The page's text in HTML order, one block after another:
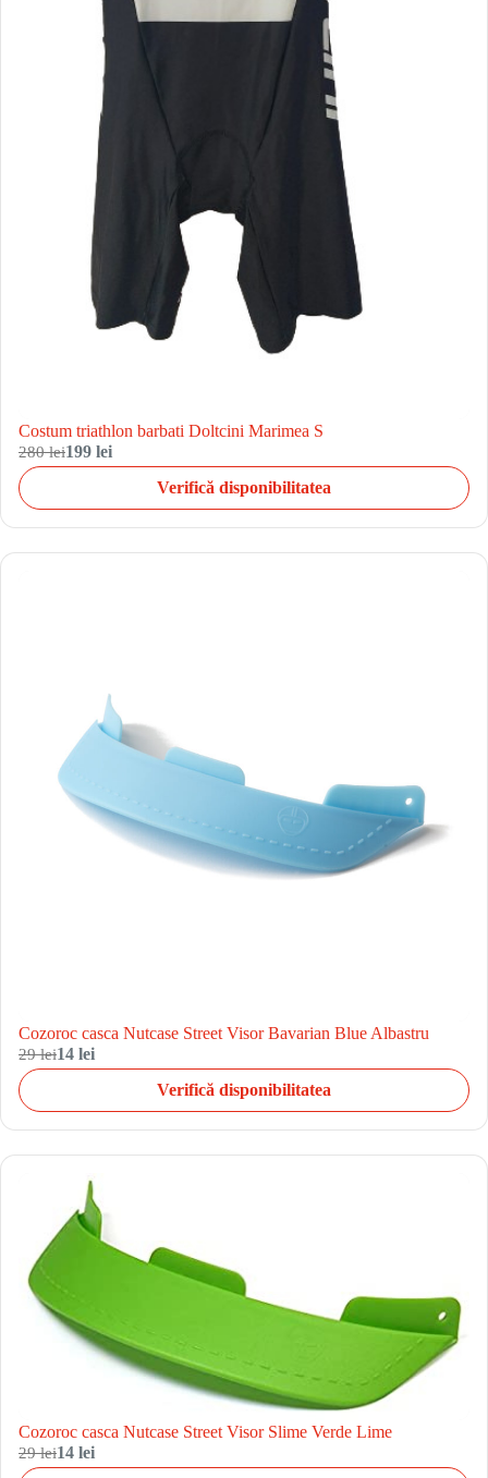
Costum triathlon barbati Doltcini Marimea S
280 lei199 lei
Verifică disponibilitatea
Cozoroc casca Nutcase Street Visor Bavarian Blue Albastru
29 lei14 lei
Verifică disponibilitatea
Cozoroc casca Nutcase Street Visor Slime Verde Lime
29 lei14 lei